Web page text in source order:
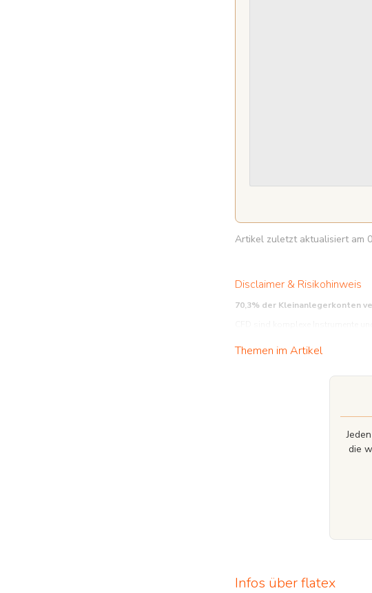
Artikel zuletzt aktualisiert am
Disclaimer & Risikohinweis
70,3% der Kleinanlegerkonten
Themen im Artikel
die
Infos über flatex